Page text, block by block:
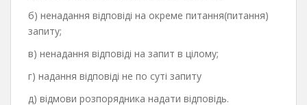
б) ненадання відповіді на окреме питання(питання)
запиту;
в) ненадання відповіді на запит в цілому;
г) надання відповіді не по суті запиту
д) відмови розпорядника надати відповідь.